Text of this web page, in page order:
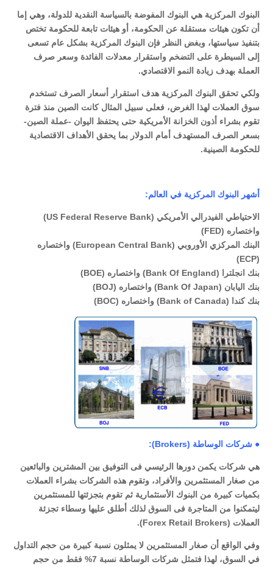
البنوك المركزية هي البنوك المفوضة بالسياسة النقدية للدولة، وهي إما
أن تكون هيئات مستقلة عن الحكومة، أو هيئات تابعة للحكومة تختص
بتنفيذ سياستها، وبغض النظر فإن البنوك المركزية بشكل عام تسعى
إلى السيطرة على التضخم واستقرار معدلات الفائدة وسعر صرف
العملة بهدف زيادة النمو الاقتصادي.
ولكي تحقق البنوك المركزية هدف استقرار أسعار الصرف تستخدم
سوق العملات لهذا الغرض، فعلى سبيل المثال كانت الصين منذ فترة
تقوم بشراء أذون الخزانة الأمريكية حتى يحتفظ اليوان -عملة الصين-
بسعر الصرف المستهدف أمام الدولار بما يحقق الأهداف الاقتصادية
للحكومة الصينية.
أشهر البنوك المركزية في العالم:
الاحتياطي الفيدرالي الأمريكي (US Federal Reserve Bank)
واختصاره (FED)
البنك المركزي الأوروبي (European Central Bank) واختصاره
(ECP)
بنك انجلترا (Bank Of England) واختصاره (BOE)
بنك اليابان (Bank Of Japan) واختصاره (BOJ)
بنك كندا (Bank of Canada) واختصاره (BOC)
● شركات الوساطة (Brokers):
هي شركات يكمن دورها الرئيسي فى التوفيق بين المشترين والبائعين
من صغار المستثمرين والأفراد، وتقوم هذه الشركات بشراء العملات
بكميات كبيرة من البنوك الأستثمارية ثم تقوم بتجزئتها للمستثمرين
ليتمكنوا من المتاجرة فى السوق لذلك أطلق عليها وسطاء تجزئة
العملات (Forex Retail Brokers).
وفي الواقع أن صغار المستثمرين لا يمثلون نسبة كبيرة من حجم التداول
في السوق، لهذا فتمثل شركات الوساطة نسبة 7% فقط من حجم